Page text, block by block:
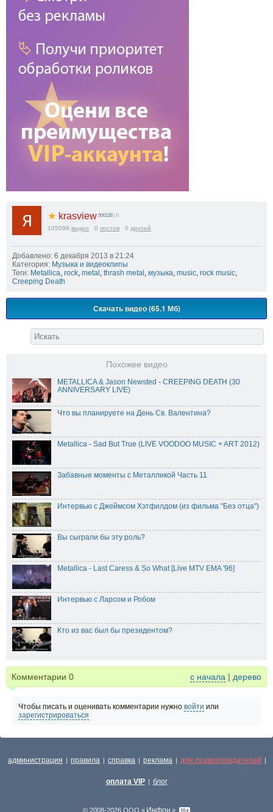
★ krasview 500126 | 0
105098 видео 0 постов 0 друзей
Добавлено: 6 декабря 2013 в 21:24
Категория: Музыка и видеоклипы
Теги: Metallica, rock, metal , thrash metal , музыка, music, rock music,
Creeping Death
Скачать видео (65.1 Мб)
Похожее видео
METALLICA & Jason Newsted - CREEPING DEATH (30
ANNIVERSARY LIVE)
Что вы планируете на День Св. Валентина?
Metallica - Sad But True (LIVE VOODOO MUSIC + ART 2012)
Забавные моменты с Металликой Часть 11
Интервью с Джеймсом Хэтфилдом (из фильма "Без отца")
Вы сыграли бы эту роль?
Metallica - Last Caress & So What [Live MTV EMA '96]
Интервью с Ларсом и Робом
Кто из вас был бы президентом?
Комментарии 0 с начала | дерево
Чтобы писать и оценивать комментарии нужно войти или
зарегистрироваться
администрация | правила | справка | реклама | для правообладателей |
оплата VIP | блог
© 2008-2026 ООО « Инфон »